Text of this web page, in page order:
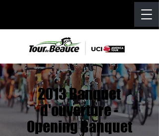
2013 Banquet
d'ouverture -
Opening Banquet